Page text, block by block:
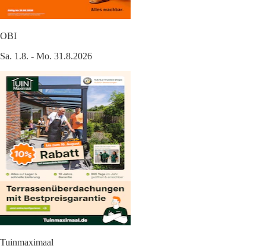
OBI
Sa. 1.8. - Mo. 31.8.2026
Tuinmaximaal